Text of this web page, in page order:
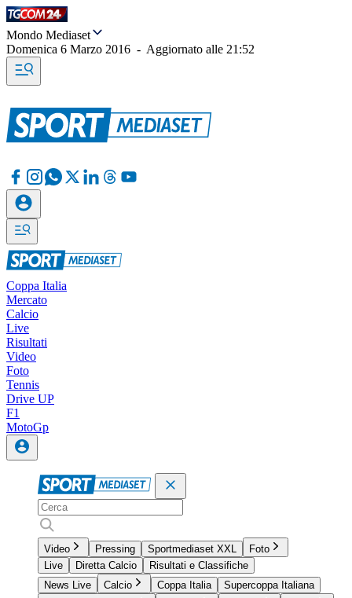
Mondo Mediaset
Domenica 6 Marzo 2016 - Aggiornato alle 21:52
Coppa Italia
Mercato
Calcio
Live
Risultati
Video
Foto
Tennis
Drive UP
F1
MotoGp
Video Pressing Sportmediaset XXL
Foto
Live
Diretta Calcio
Risultati e Classifiche
News Live
Calcio Coppa Italia
Supercoppa Italiana